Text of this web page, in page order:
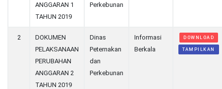
ANGGARAN 1
TAHUN 2019
Perkebunan
2
DOKUMEN
PELAKSANAAN
PERUBAHAN
ANGGARAN 2
TAHUN 2019
Dinas
Peternakan
dan
Perkebunan
Informasi
Berkala
DOWNLOAD
TAMPILKAN